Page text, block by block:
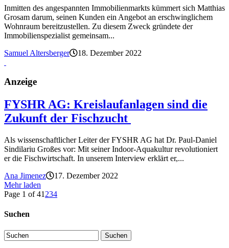
Inmitten des angespannten Immobilienmarkts kümmert sich Matthias
Grosam darum, seinen Kunden ein Angebot an erschwinglichem
Wohnraum bereitzustellen. Zu diesem Zweck gründete der
Immobilienspezialist gemeinsam...
Samuel Altersberger
18. Dezember 2022
Anzeige
FYSHR AG: Kreislaufanlagen sind die
Zukunft der Fischzucht
Als wissenschaftlicher Leiter der FYSHR AG hat Dr. Paul-Daniel
Sindilariu Großes vor: Mit seiner Indoor-Aquakultur revolutioniert
er die Fischwirtschaft. In unserem Interview erklärt er,...
Ana Jimenez
17. Dezember 2022
Mehr laden
Page 1 of 41 234
Suchen